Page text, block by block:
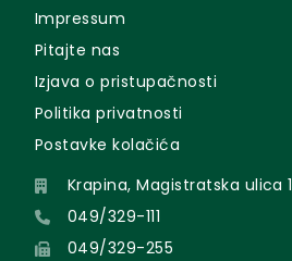
Impressum
Pitajte nas
Izjava o pristupačnosti
Politika privatnosti
Postavke kolačića
Krapina, Magistratska ulica 1
049/329-111
049/329-255